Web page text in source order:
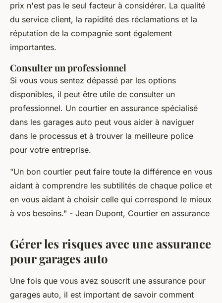
prix n'est pas le seul facteur à considérer. La qualité
du service client, la rapidité des réclamations et la
réputation de la compagnie sont également
importantes.
Consulter un professionnel
Si vous vous sentez dépassé par les options
disponibles, il peut être utile de consulter un
professionnel. Un courtier en assurance spécialisé
dans les garages auto peut vous aider à naviguer
dans le processus et à trouver la meilleure police
pour votre entreprise.
"Un bon courtier peut faire toute la différence en vous
aidant à comprendre les subtilités de chaque police et
en vous aidant à choisir celle qui correspond le mieux
à vos besoins." - Jean Dupont, Courtier en assurance
Gérer les risques avec une assurance
pour garages auto
Une fois que vous avez souscrit une assurance pour
garages auto, il est important de savoir comment